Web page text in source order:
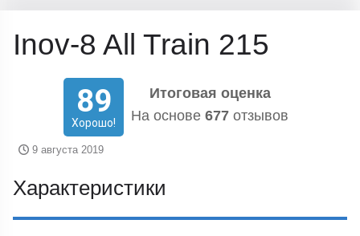
Inov-8 All Train 215
89
Хорошо!
Итоговая оценка
На основе 677 отзывов
9 августа 2019
Характеристики